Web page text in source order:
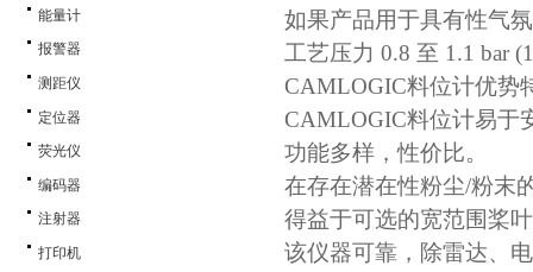
能量计
报警器
测距仪
定位器
荧光仪
编码器
注射器
打印机
如果产品用于具有性气
工艺压力 0.8 至 1.1 bar
CAMLOGIC料位计优势
CAMLOGIC料位计易于
功能多样，性价比。
在存在潜在性粉尘/粉末
得益于可选的宽范围桨
该仪器可靠，除雷达、